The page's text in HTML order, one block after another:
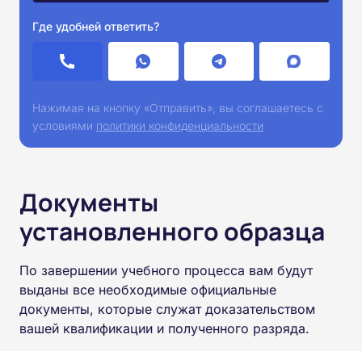
Где удобней ответить?
Нажимая на кнопку «Отправить», вы соглашаетесь с
условиями политики конфиденциальности
Документы
установленного образца
По завершении учебного процесса вам будут
выданы все необходимые официальные
документы, которые служат доказательством
вашей квалификации и полученного разряда.